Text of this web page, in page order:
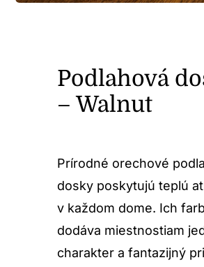
Podlahová
– Walnut
Prírodné orechové
dosky poskytujú teplú
v každom dome. Ich
dodáva miestnostiam
charakter a fantazijný